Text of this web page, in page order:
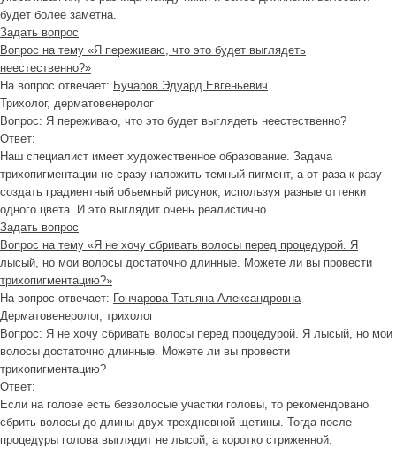
будет более заметна.
Задать вопрос
Вопрос на тему «Я переживаю, что это будет выглядеть
неестественно?»
На вопрос отвечает: Бучаров Эдуард Евгеньевич
Трихолог, дерматовенеролог
Вопрос: Я переживаю, что это будет выглядеть неестественно?
Ответ:
Наш специалист имеет художественное образование. Задача
трихопигментации не сразу наложить темный пигмент, а от раза к разу
создать градиентный объемный рисунок, используя разные оттенки
одного цвета. И это выглядит очень реалистично.
Задать вопрос
Вопрос на тему «Я не хочу сбривать волосы перед процедурой. Я
лысый, но мои волосы достаточно длинные. Можете ли вы провести
трихопигментацию?»
На вопрос отвечает: Гончарова Татьяна Александровна
Дерматовенеролог, трихолог
Вопрос: Я не хочу сбривать волосы перед процедурой. Я лысый, но мои
волосы достаточно длинные. Можете ли вы провести
трихопигментацию?
Ответ:
Если на голове есть безволосые участки головы, то рекомендовано
сбрить волосы до длины двух-трехдневной щетины. Тогда после
процедуры голова выглядит не лысой, а коротко стриженной.